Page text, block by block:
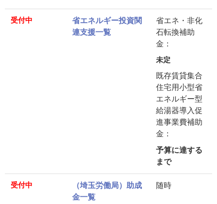
受付中
省エネルギー投資関
連支援一覧
省エネ・非化
石転換補助
金：
未定
既存賃貸集合
住宅用小型省
エネルギー型
給湯器導入促
進事業費補助
金：
予算に達する
まで
受付中
（埼玉労働局）助成
金一覧
随時